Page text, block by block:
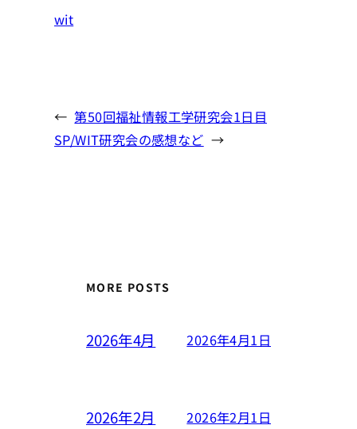
wit
← 第50回福祉情報工学研究会1日目
SP/WIT研究会の感想など →
MORE POSTS
2026年4月 2026年4月1日
2026年2月 2026年2月1日